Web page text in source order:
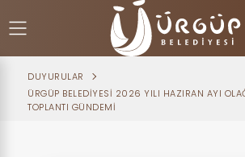
DUYURULAR
ÜRGÜP BELEDİYESİ 2026 YILI HAZIRAN AYI
TOPLANTI GÜNDEMİ